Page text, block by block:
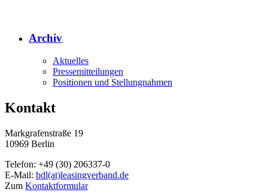
Archiv
Aktuelles
Pressemitteilungen
Positionen und Stellungnahmen
Kontakt
Markgrafenstraße 19
10969 Berlin
Telefon: +49 (30) 206337-0
E-Mail: bdl(at)leasingverband.de
Zum Kontaktformular